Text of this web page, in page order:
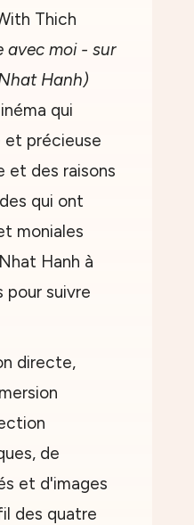
Thich
avec moi - sur
Hanh)
qui
et précieuse
et des raisons
qui ont
moniales
Hanh à
pour suivre
directe,
de
et d'images
des quatre